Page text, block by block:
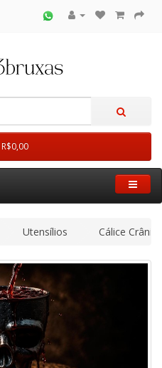
Utensílios Cálice